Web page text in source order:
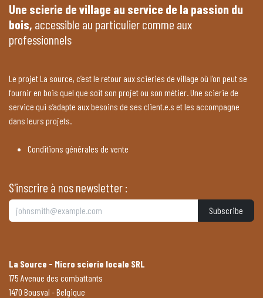
Une scierie de village au service de la passion du
bois, accessible au particulier comme aux
professionnels
Le projet La source, c’est le retour aux scieries de village où l’on peut se
fournir en bois quel que soit son projet ou son métier. Une scierie de
service qui s’adapte aux besoins de ses client.e.s et les accompagne
dans leurs projets.
Conditions générales de vente
S'inscrire à nos newsletter :
Subscribe
La Source - Micro scierie locale SRL
175 Avenue des combattants
1470 Bousval - Belgique